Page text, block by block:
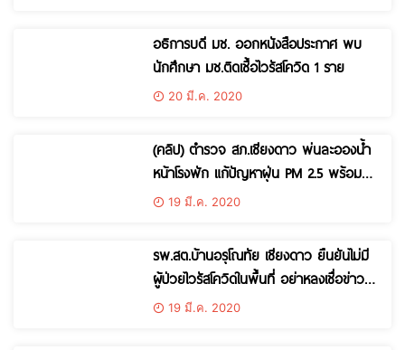
อธิการบดี มช. ออกหนังสือประกาศ พบ
นักศึกษา มช.ติดเชื้อไวรัสโควิด 1 ราย
20 มี.ค. 2020
(คลิป) ตำรวจ สภ.เชียงดาว พ่นละอองน้ำ
หน้าโรงพัก แก้ปัญหาฝุ่น PM 2.5 พร้อม
แจกหน้ากากให้ประชาชนไว้ป้องกันฝุ่น
19 มี.ค. 2020
รพ.สต.บ้านอรุโณทัย เชียงดาว ยืนยันไม่มี
ผู้ป่วยไวรัสโควิดในพื้นที่ อย่าหลงเชื่อข่าว
ลือที่เป็นเท็จ
19 มี.ค. 2020